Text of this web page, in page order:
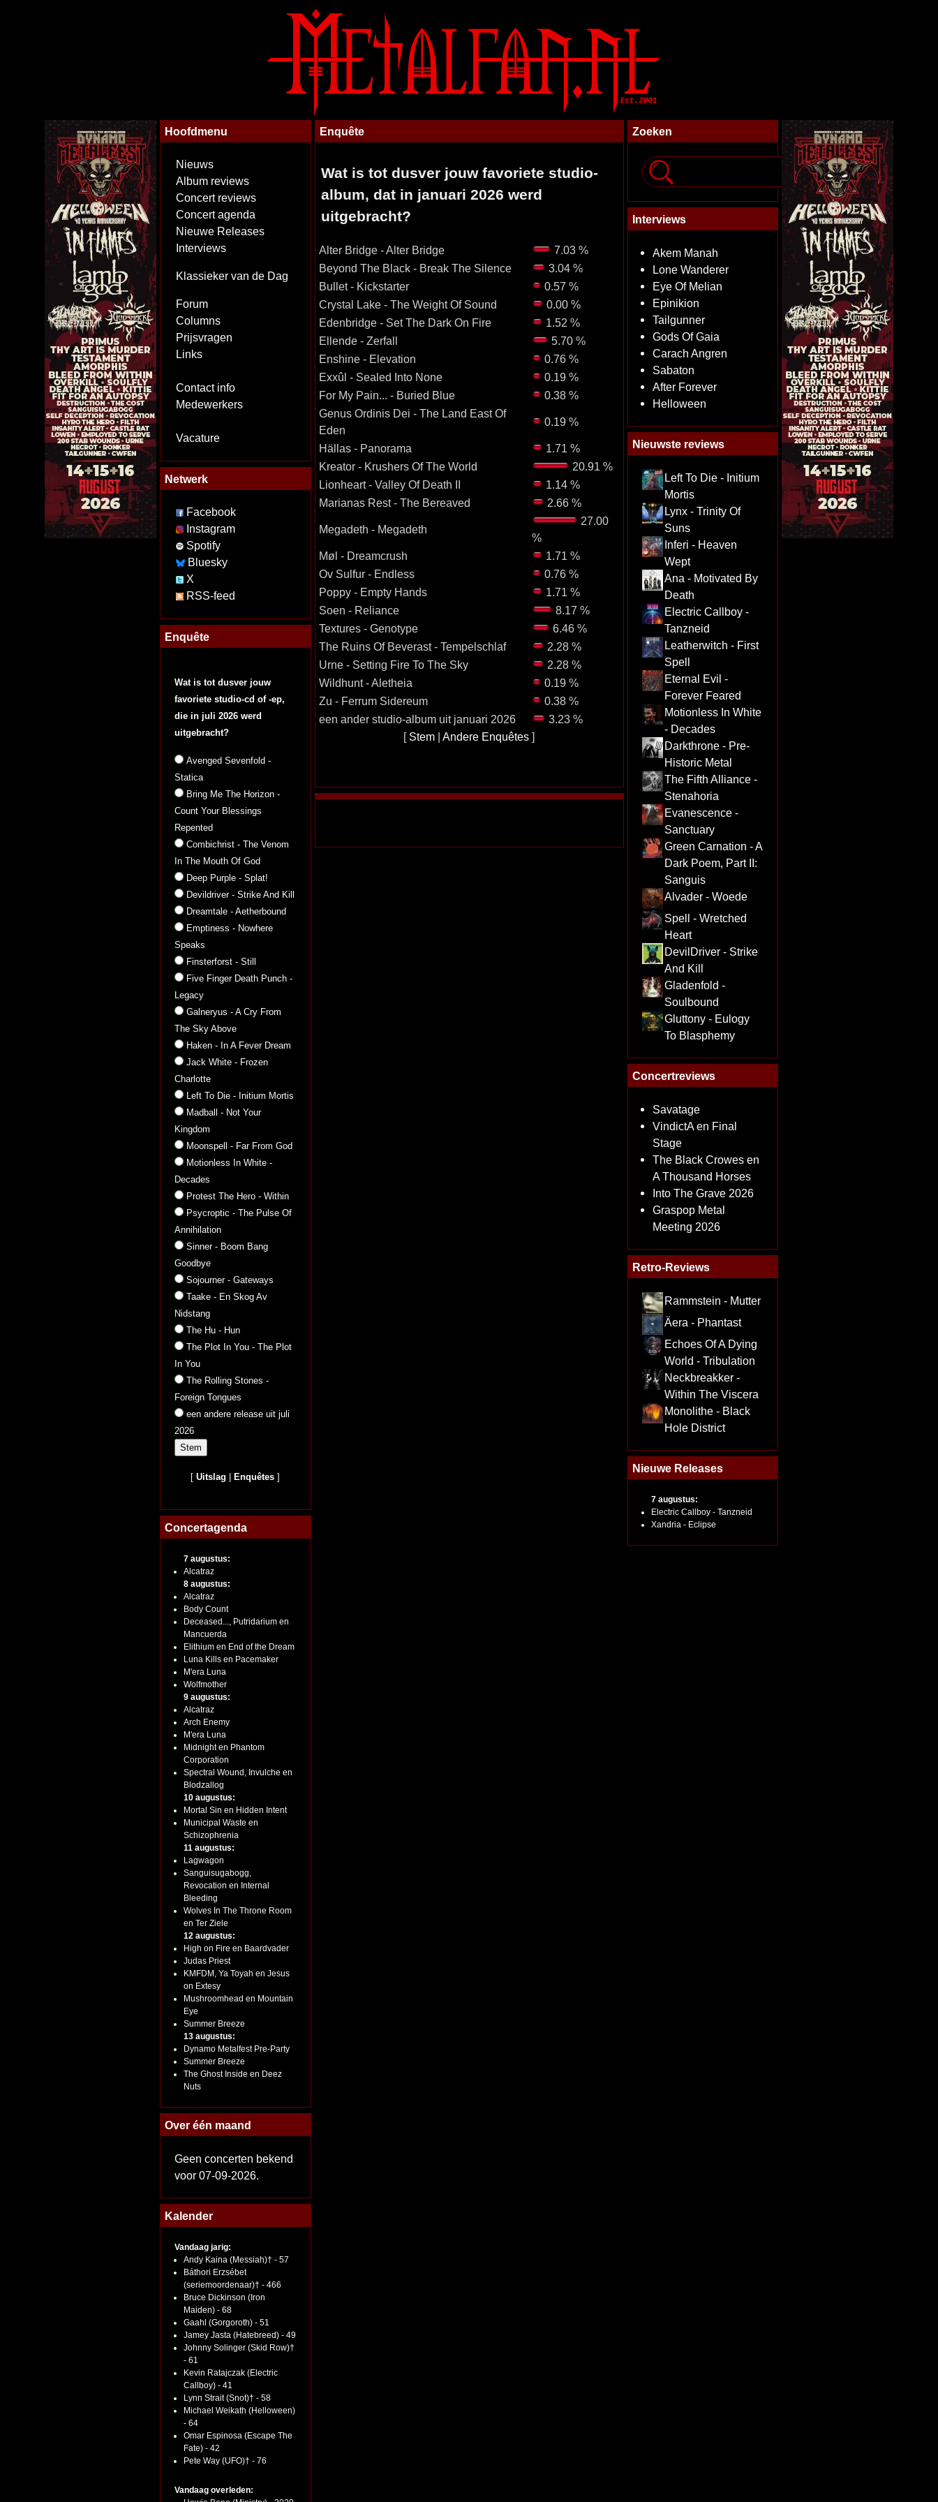
Hoofdmenu
Nieuws
Album reviews
Concert reviews
Concert agenda
Nieuwe Releases
Interviews
Klassieker van de Dag
Forum
Columns
Prijsvragen
Links
Contact info
Medewerkers
Vacature
Netwerk
Facebook
Instagram
Spotify
Bluesky
X
RSS-feed
Enquête
Wat is tot dusver jouw
favoriete studio-cd of -ep,
die in juli 2026 werd
uitgebracht?
Avenged Sevenfold -
Statica
Bring Me The Horizon -
Count Your Blessings
Repented
Combichrist - The Venom
In The Mouth Of God
Deep Purple - Splat!
Devildriver - Strike And Kill
Dreamtale - Aetherbound
Emptiness - Nowhere
Speaks
Finsterforst - Still
Five Finger Death Punch -
Legacy
Galneryus - A Cry From
The Sky Above
Haken - In A Fever Dream
Jack White - Frozen
Charlotte
Left To Die - Initium Mortis
Madball - Not Your
Kingdom
Moonspell - Far From God
Motionless In White -
Decades
Protest The Hero - Within
Psycroptic - The Pulse Of
Annihilation
Sinner - Boom Bang
Goodbye
Sojourner - Gateways
Taake - En Skog Av
Nidstang
The Hu - Hun
The Plot In You - The Plot
In You
The Rolling Stones -
Foreign Tongues
een andere release uit juli
2026
[Uitslag Enquêtes ]
Concertagenda
7 augustus:
Alcatraz
8 augustus:
Alcatraz
Body Count
Deceased..., Putridarium en
Mancuerda
Elithium en End of the Dream
Luna Kills en Pacemaker
M'era Luna
Wolfmother
9 augustus:
Alcatraz
Arch Enemy
M'era Luna
Midnight en Phantom
Corporation
Spectral Wound, Invulche en
Blodzallog
10 augustus:
Mortal Sin en Hidden Intent
Municipal Waste en
Schizophrenia
11 augustus:
Lagwagon
Sanguisugabogg,
Revocation en Internal
Bleeding
Wolves In The Throne Room
en Ter Ziele
12 augustus:
High on Fire en Baardvader
Judas Priest
KMFDM, Ya Toyah en Jesus
on Extesy
Mushroomhead en Mountain
Eye
Summer Breeze
13 augustus:
Dynamo Metalfest Pre-Party
Summer Breeze
The Ghost Inside en Deez
Nuts
Over één maand
Geen concerten bekend
voor 07-09-2026.
Kalender
Vandaag jarig:
Andy Kaina (Messiah)† - 57
Báthori Erzsébet
(seriemoordenaar)† - 466
Bruce Dickinson (Iron
Maiden) - 68
Gaahl (Gorgoroth) - 51
Jamey Jasta (Hatebreed) - 49
Johnny Solinger (Skid Row)†
- 61
Kevin Ratajczak (Electric
Callboy) - 41
Lynn Strait (Snot)† - 58
Michael Weikath (Helloween)
- 64
Omar Espinosa (Escape The
Fate) - 42
Pete Way (UFO)† - 76
Vandaag overleden:
Enquête
Wat is tot dusver jouw favoriete studio-
album, dat in januari 2026 werd
uitgebracht?
Alter Bridge - Alter Bridge
7.03 %
Beyond The Black - Break The Silence
3.04 %
Bullet - Kickstarter
0.57 %
Crystal Lake - The Weight Of Sound
0.00 %
Edenbridge - Set The Dark On Fire
1.52 %
Ellende - Zerfall
5.70 %
Enshine - Elevation
0.76 %
Exxûl - Sealed Into None
0.19 %
For My Pain... - Buried Blue
0.38 %
Genus Ordinis Dei - The Land East Of
Eden
0.19 %
Hällas - Panorama
1.71 %
Kreator - Krushers Of The World
20.91 %
Lionheart - Valley Of Death II
1.14 %
Marianas Rest - The Bereaved
2.66 %
Megadeth - Megadeth
27.00
%
Møl - Dreamcrush
1.71 %
Ov Sulfur - Endless
0.76 %
Poppy - Empty Hands
1.71 %
Soen - Reliance
8.17 %
Textures - Genotype
6.46 %
The Ruins Of Beverast - Tempelschlaf
2.28 %
Urne - Setting Fire To The Sky
2.28 %
Wildhunt - Aletheia
0.19 %
Zu - Ferrum Sidereum
0.38 %
een ander studio-album uit januari 2026
3.23 %
[ Stem | Andere Enquêtes ]
Zoeken
Interviews
Akem Manah
Lone Wanderer
Eye Of Melian
Epinikion
Tailgunner
Gods Of Gaia
Carach Angren
Sabaton
After Forever
Helloween
Nieuwste reviews
Left To Die - Initium
Mortis
Lynx - Trinity Of
Suns
Inferi - Heaven
Wept
Ana - Motivated By
Death
Electric Callboy -
Tanzneid
Leatherwitch - First
Spell
Eternal Evil -
Forever Feared
Motionless In White
- Decades
Darkthrone - Pre-
Historic Metal
The Fifth Alliance -
Stenahoria
Evanescence -
Sanctuary
Green Carnation - A
Dark Poem, Part II:
Sanguis
Alvader - Woede
Spell - Wretched
Heart
DevilDriver - Strike
And Kill
Gladenfold -
Soulbound
Gluttony - Eulogy
To Blasphemy
Concertreviews
Savatage
VindictA en Final
Stage
The Black Crowes en
A Thousand Horses
Into The Grave 2026
Graspop Metal
Meeting 2026
Retro-Reviews
Rammstein - Mutter
Äera - Phantast
Echoes Of A Dying
World - Tribulation
Neckbreakker -
Within The Viscera
Monolithe - Black
Hole District
Nieuwe Releases
7 augustus:
Electric Callboy - Tanzneid
Xandria - Eclipse